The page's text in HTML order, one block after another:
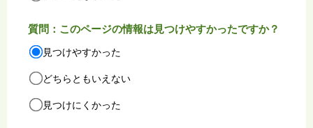
質問：このページの情報は見つけやすかったですか？
見つけやすかった
どちらともいえない
見つけにくかった